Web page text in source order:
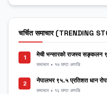
चर्चित समाचार (TRENDING
1 मेची भन्सारको राजस्व सङ्कलन
समाचार • १७ घण्टा अगाडि
2 नेपालभर ९५.५ प्रतिशत धान
समाचार • १६ घण्टा अगाडि